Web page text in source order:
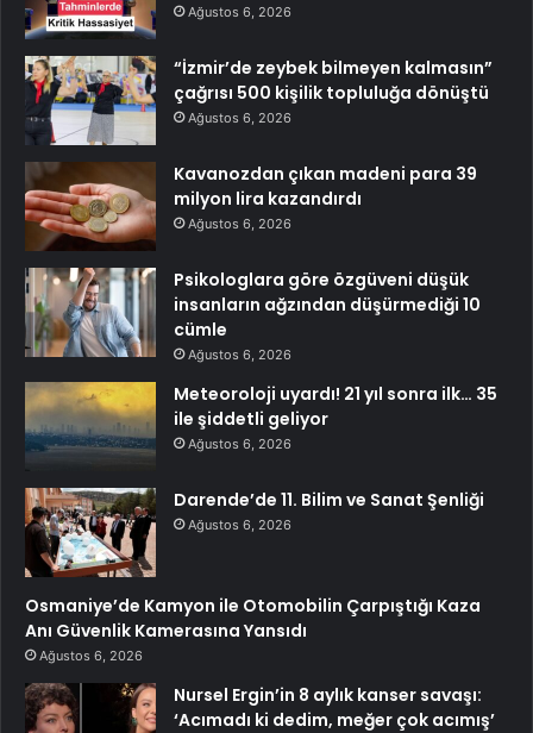
Ağustos 6, 2026
“İzmir’de zeybek bilmeyen kalmasın”
çağrısı 500 kişilik topluluğa dönüştü
Ağustos 6, 2026
Kavanozdan çıkan madeni para 39
milyon lira kazandırdı
Ağustos 6, 2026
Psikologlara göre özgüveni düşük
insanların ağzından düşürmediği 10
cümle
Ağustos 6, 2026
Meteoroloji uyardı! 21 yıl sonra ilk… 35
ile şiddetli geliyor
Ağustos 6, 2026
Darende’de 11. Bilim ve Sanat Şenliği
Ağustos 6, 2026
Osmaniye’de Kamyon ile Otomobilin Çarpıştığı Kaza
Anı Güvenlik Kamerasına Yansıdı
Ağustos 6, 2026
Nursel Ergin’in 8 aylık kanser savaşı:
‘Acımadı ki dedim, meğer çok acımış’